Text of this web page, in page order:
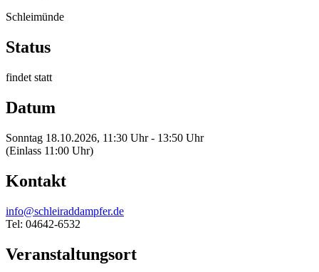
Schleimünde
Status
findet statt
Datum
Sonntag 18.10.2026, 11:30 Uhr - 13:50 Uhr
(Einlass 11:00 Uhr)
Kontakt
info@schleiraddampfer.de
Tel: 04642-6532
Veranstaltungsort